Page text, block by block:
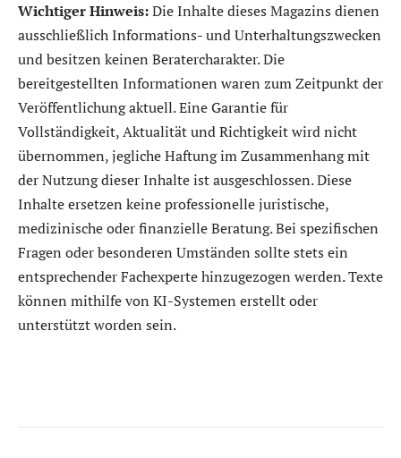
Wichtiger Hinweis:Die Inhalte dieses Magazins dienen
ausschließlich Informations- und Unterhaltungszwecken
und besitzen keinen Beratercharakter. Die
bereitgestellten Informationen waren zum Zeitpunkt der
Veröffentlichung aktuell. Eine Garantie für
Vollständigkeit, Aktualität und Richtigkeit wird nicht
übernommen, jegliche Haftung im Zusammenhang mit
der Nutzung dieser Inhalte ist ausgeschlossen. Diese
Inhalte ersetzen keine professionelle juristische,
medizinische oder finanzielle Beratung. Bei spezifischen
Fragen oder besonderen Umständen sollte stets ein
entsprechender Fachexperte hinzugezogen werden. Texte
können mithilfe von KI-Systemen erstellt oder
unterstützt worden sein.